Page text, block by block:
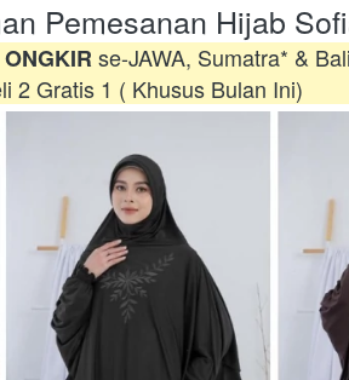
Pemesanan Hijab
se-JAWA, Sumatra* &
2 Gratis 1 ( Khusus Bulan Ini)